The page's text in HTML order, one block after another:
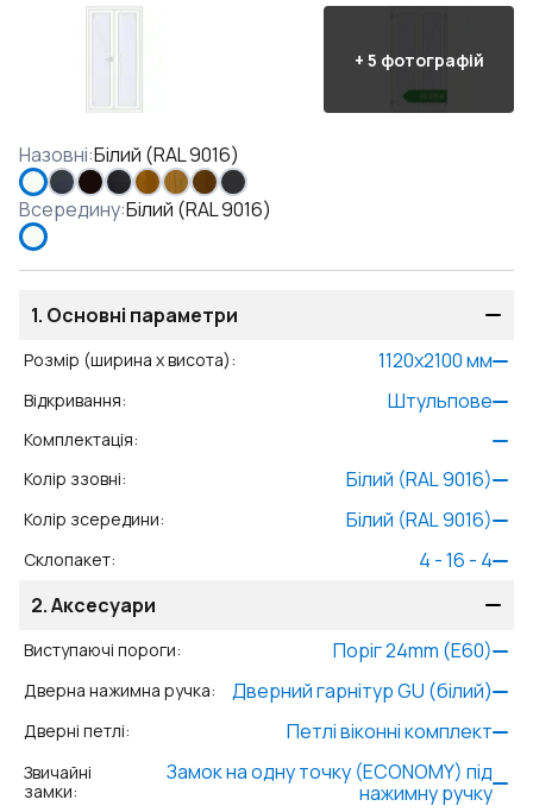
+ 5 фотографій
Назовні:Білий (RAL 9016)
Всередину:Білий (RAL 9016)
1. Основні параметри
Розмір (ширина x висота): 1120x2100мм
Відкривання: Штульпове
Комплектація:
Колір ззовні: Білий (RAL 9016)
Колір зсередини: Білий (RAL 9016)
Склопакет:
4 - 16 - 4
2.Аксесуари
Виступаючі пороги: Поріг 24mm (E60)
Дверна нажимна ручка: Дверний гарнітур GU (білий)
Дверні петлі: Петлі віконні комплект
Звичайні
замки:
Замок на одну точку (ECONOMY) під
нажимну ручку